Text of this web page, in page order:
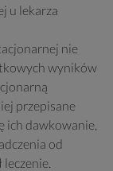
u lekarza
nie
wyników
przepisane
ich dawkowanie,
od
leczenie.